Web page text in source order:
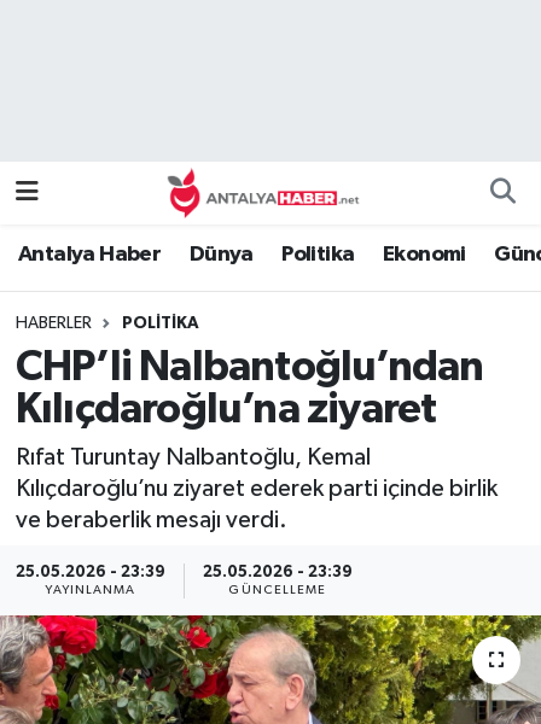
Antalya Haber Dünya Politika Ekonomi
HABERLER POLITIKA
CHP’li Nalbantoğlu’ndan
Kılıçdaroğlu’na ziyaret
Rıfat Turuntay Nalbantoğlu, Kemal
Kılıçdaroğlu’nu ziyaret ederek parti içinde birlik
ve beraberlik mesajı verdi.
25.05.2026 - 23:39
YAYINLANMA
25.05.2026 - 23:39
GÜNCELLEME
Genel
Güncel
Güvenlik
Kültür Sanat
Magazin
Medya
Namaz Vakitleri
Tüm Manşetler
Son Dakika Haberleri
Haber Arşivi